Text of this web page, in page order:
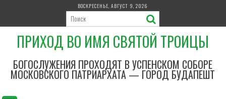
р
с
ВОСКРЕСЕНЬЕ, АВГУСТ 9, 2026
ПРИХОД ВО ИМЯ СВЯТОЙ ТРОИЦЫ
БОГОСЛУЖЕНИЯ ПРОХОДЯТ В УСПЕНСКОМ СОБОРЕ
МОСКОВСКОГО ПАТРИАРХАТА — ГОРОД БУДАПЕШТ